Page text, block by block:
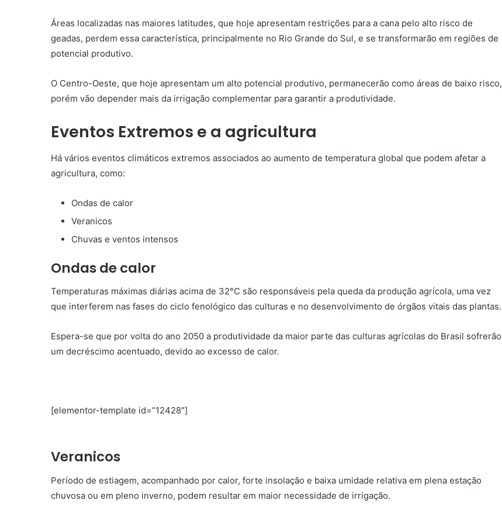
Áreas localizadas nas maiores latitudes, que hoje apresentam restrições para a cana pelo alto risco de
geadas, perdem essa característica, principalmente no Rio Grande do Sul, e se transformarão em regiões de
potencial produtivo.
O Centro-Oeste, que hoje apresentam um alto potencial produtivo, permanecerão como áreas de baixo risco,
porém vão depender mais da irrigação complementar para garantir a produtividade.
Eventos Extremos e a agricultura
Há vários eventos climáticos extremos associados ao aumento de temperatura global que podem afetar a
agricultura, como:
Ondas de calor
Veranicos
Chuvas e ventos intensos
Ondas de calor
Temperaturas máximas diárias acima de 32°C são responsáveis pela queda da produção agrícola, uma vez
que interferem nas fases do ciclo fenológico das culturas e no desenvolvimento de órgãos vitais das plantas.
Espera-se que por volta do ano 2050 a produtividade da maior parte das culturas agrícolas do Brasil sofrerão
um decréscimo acentuado, devido ao excesso de calor.
[elementor-template id=”12428″]
Veranicos
Período de estiagem, acompanhado por calor, forte insolação e baixa umidade relativa em plena estação
chuvosa ou em pleno inverno, podem resultar em maior necessidade de irrigação.